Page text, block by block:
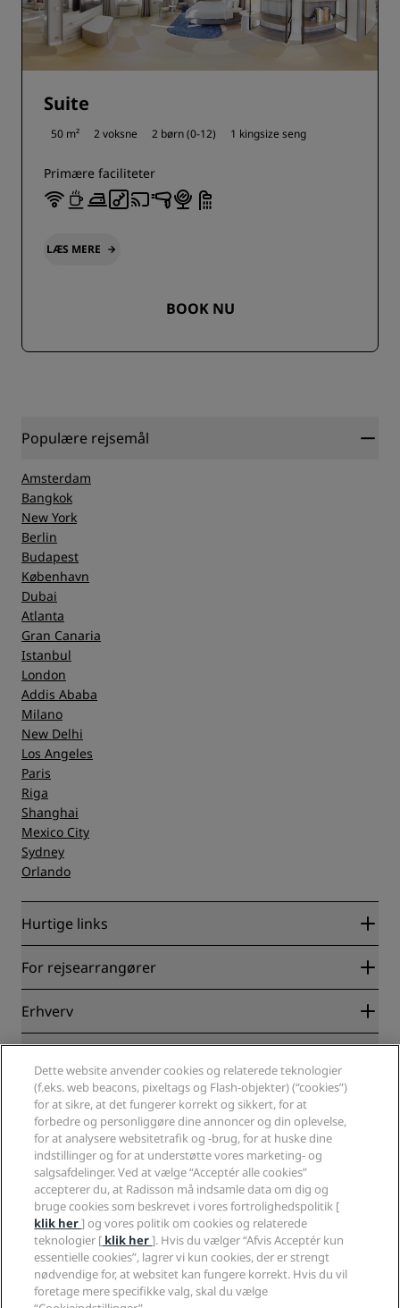
Suite
50 m² 2 voksne 2 børn (0-12) 1 kingsize seng
Primære faciliteter
LÆS MERE
BOOK NU
Populære rejsemål
Amsterdam
Bangkok
New York
Berlin
Budapest
København
Dubai
Atlanta
Gran Canaria
Istanbul
London
Addis Ababa
Milano
New Delhi
Los Angeles
Paris
Riga
Shanghai
Mexico City
Sydney
Orlando
Hurtige links
Radisson Rewards
Blog
Destinationer
Nye og kommende hoteller
Radisson Hotels-APP
Sports Approved-hoteller
Familievenlige hoteller
Sundhed og sikkerhed
For rejsearrangører
Partnere
Erhverv
Radisson Hotel Group
Medier
Karriere i RHG
Karriere i PPHE
Karrierer EHL
The Club by RHG
Udviklingsmuligheder
Ansvarlig virksomhed
Indkøb
Fortrolighedscenter
Juridiske oplysninger
Radisson Rewards vilkår og betingelser
Aftale vedrørende brug af hjemmesiden
Digital tilgængelighed
Erklæring om moderne slaveri
Hjælp
Advarsler til forbrugere
Kontakt
Ofte stillede spørgsmål
Sitemap
Sociale medier
Radisson Hotels-brands
Dette website anvender cookies og relaterede teknologier
(f.eks. web beacons, pixeltags og Flash-objekter) (“cookies”)
for at sikre, at det fungerer korrekt og sikkert, for at
forbedre og personliggøre dine annoncer og din oplevelse,
for at analysere websitetrafik og -brug, for at huske dine
indstillinger og for at understøtte vores marketing- og
salgsafdelinger. Ved at vælge “Acceptér alle cookies”
accepterer du, at Radisson må indsamle data om dig og
bruge cookies som beskrevet i vores fortrolighedspolitik [
klik her] og vores politik om cookies og relaterede
teknologier [ klik her]. Hvis du vælger “Afvis Acceptér kun
essentielle cookies”, lagrer vi kun cookies, der er strengt
nødvendige for, at websitet kan fungere korrekt. Hvis du vil
foretage mere specifikke valg, skal du vælge